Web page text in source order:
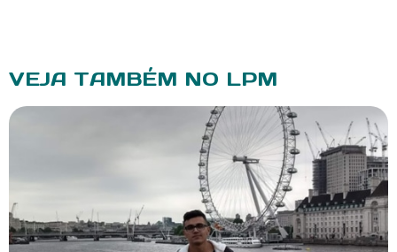
VEJA TAMBÉM NO LPM